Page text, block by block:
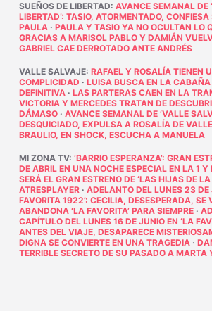
SUEÑOS DE LIBERTAD: AVANCE SEMANAL DE
LIBERTAD’: TASIO, ATORMENTADO,
PAULA· PAULA Y TASIO YA NO OCULTAN LO
GRACIAS A MARISOL PABLO Y DAMIÁN
GABRIEL CAE DERROTADO ANTE ANDRÉS
VALLE SALVAJE: RAFAEL Y ROSALÍA TIENEN
COMPLICIDAD · LUISA BUSCA EN LA
DEFINITIVA· LAS PARTERAS CAEN EN LA
VICTORIA Y MERCEDES TRATAN DE
DÁMASO· AVANCE SEMANAL DE ‘VALLE
DESQUICIADO, EXPULSA A ROSALÍA DE
BRAULIO, EN SHOCK, ESCUCHA A MANUELA
MI ZONA TV: ‘BARRIO ESPERANZA’: GRAN
DE ABRIL EN UNA NOCHE ESPECIAL EN LA 1 Y
SERÁ EL GRAN ESTRENO DE ‘LAS HIJAS DE LA
ATRESPLAYER· ADELANTO DEL LUNES 23 DE
FAVORITA 1922’: CECILIA, DESESPERADA, SE
ABANDONA ‘LA FAVORITA’ PARA SIEMPRE·
CAPÍTULO DEL LUNES 16 DE JUNIO EN ‘LA
ANTES DEL VIAJE, DESAPARECE
DIGNA SE CONVIERTE EN UNA TRAGEDIA·
TERRIBLE SECRETO DE SU PASADO A MARTA